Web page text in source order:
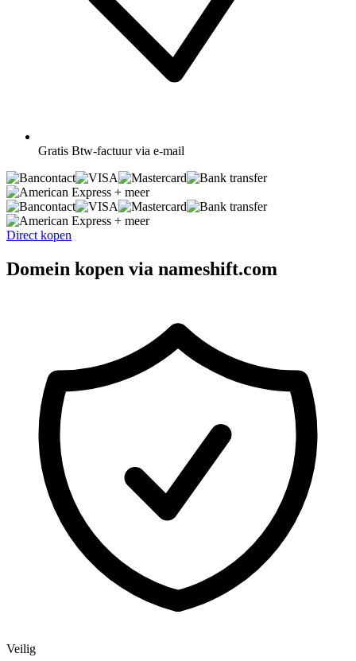
Gratis Btw-factuur via e-mail
+ meer
+ meer
Direct kopen
Domein kopen via nameshift.com
Veilig